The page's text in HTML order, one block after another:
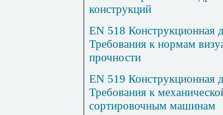
конструкций
EN 518 Конструкционная
Требования к нормам
прочности
EN 519 Конструкционная
Требования к
сортировочным машинам